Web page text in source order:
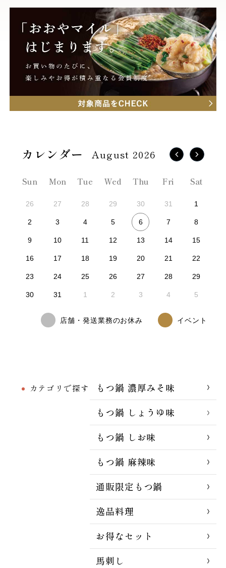
カテゴリで探す
もつ鍋 濃厚みそ味
もつ鍋 しょうゆ味
もつ鍋 しお味
もつ鍋 麻辣味
通販限定もつ鍋
逸品料理
お得なセット
馬刺し
August 2026
Sun Mon Tue Wed Thu Fri Sat
26 27 28 29 30 31 1
2 3 4 5 6 7 8
9 10 11 12 13 14 15
16 17 18 19 20 21 22
23 24 25 26 27 28 29
30 31 1 2 3 4 5
店舗・発送業務のお休み イベント